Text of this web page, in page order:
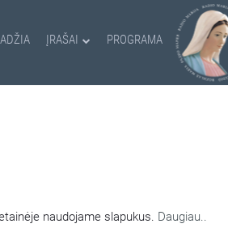
ĮRAŠAI PROGRAMA
naudojame slapukus. Daugiau..